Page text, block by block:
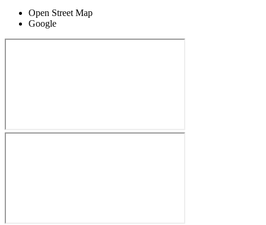
Open Street Map
Google